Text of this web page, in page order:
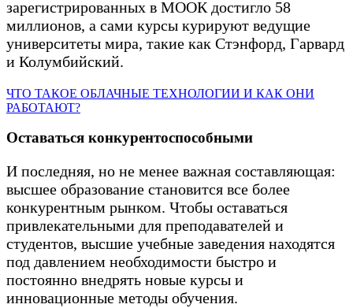
зарегистрированных в МООК достигло 58
миллионов, а сами курсы курируют ведущие
университеты мира, такие как Стэнфорд, Гарвард
и Колумбийский.
ЧТО ТАКОЕ ОБЛАЧНЫЕ ТЕХНОЛОГИИ И КАК ОНИ
РАБОТАЮТ?
Оставаться конкурентоспособными
И последняя, но не менее важная составляющая:
высшее образование становится все более
конкурентным рынком. Чтобы оставаться
привлекательными для преподавателей и
студентов, высшие учебные заведения находятся
под давлением необходимости быстро и
постоянно внедрять новые курсы и
инновационные методы обучения.